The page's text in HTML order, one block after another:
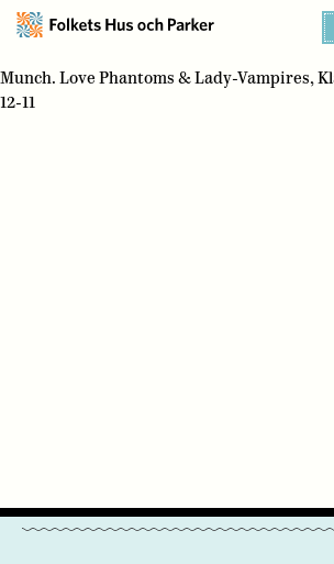
Munch. Love Phantoms & Lady-Vampires,
12-11